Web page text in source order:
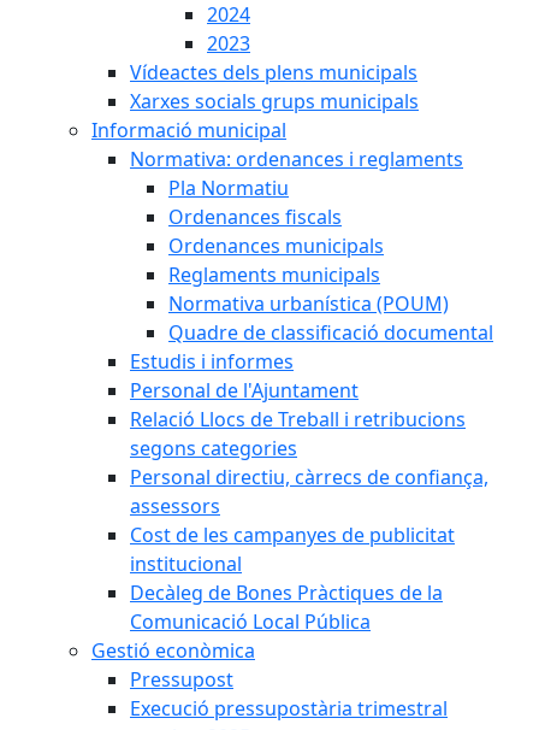
2024
2023
Vídeactes dels plens municipals
Xarxes socials grups municipals
Informació municipal
Normativa: ordenances i reglaments
Pla Normatiu
Ordenances fiscals
Ordenances municipals
Reglaments municipals
Normativa urbanística (POUM)
Quadre de classificació documental
Estudis i informes
Personal de l'Ajuntament
Relació Llocs de Treball i retribucions
segons categories
Personal directiu, càrrecs de confiança,
assessors
Cost de les campanyes de publicitat
institucional
Decàleg de Bones Pràctiques de la
Comunicació Local Pública
Gestió econòmica
Pressupost
Execució pressupostària trimestral